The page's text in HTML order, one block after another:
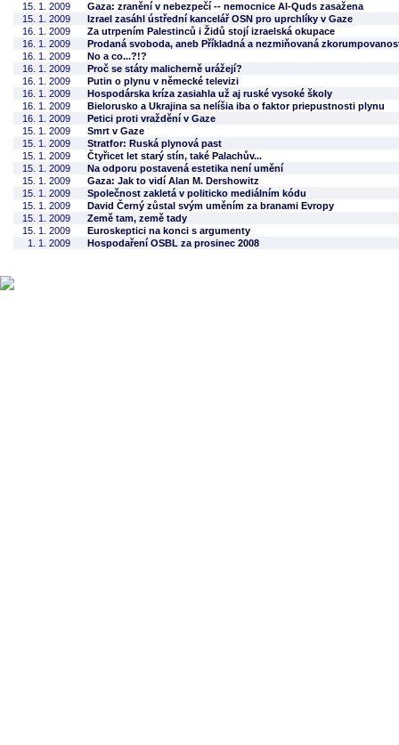
15. 1. 2009
Gaza: zranění v nebezpečí -- nemocnice Al-Quds zasažena
15. 1. 2009
Izrael zasáhl ústřední kancelář OSN pro uprchlíky v Gaze
16. 1. 2009
Za utrpením Palestinců i Židů stojí izraelská okupace
16. 1. 2009
Prodaná svoboda, aneb Příkladná a nezmiňovaná
16. 1. 2009
No a co...?!?
16. 1. 2009
Proč se státy malicherně urážejí?
16. 1. 2009
Putin o plynu v německé televizi
16. 1. 2009
Hospodárska kríza zasiahla už aj ruské vysoké školy
16. 1. 2009
Bielorusko a Ukrajina sa nelíšia iba o faktor priepustnosti plynu
16. 1. 2009
Petici proti vraždění v Gaze
15. 1. 2009
Smrt v Gaze
15. 1. 2009
Stratfor: Ruská plynová past
15. 1. 2009
Čtyřicet let starý stín, také Palachův...
15. 1. 2009
Na odporu postavená estetika není umění
15. 1. 2009
Gaza: Jak to vidí Alan M. Dershowitz
15. 1. 2009
Společnost zakletá v politicko mediálním kódu
15. 1. 2009
David Černý zůstal svým uměním za branami Evropy
15. 1. 2009
Země tam, země tady
15. 1. 2009
Euroskeptici na konci s argumenty
1. 1. 2009
Hospodaření OSBL za prosinec 2008